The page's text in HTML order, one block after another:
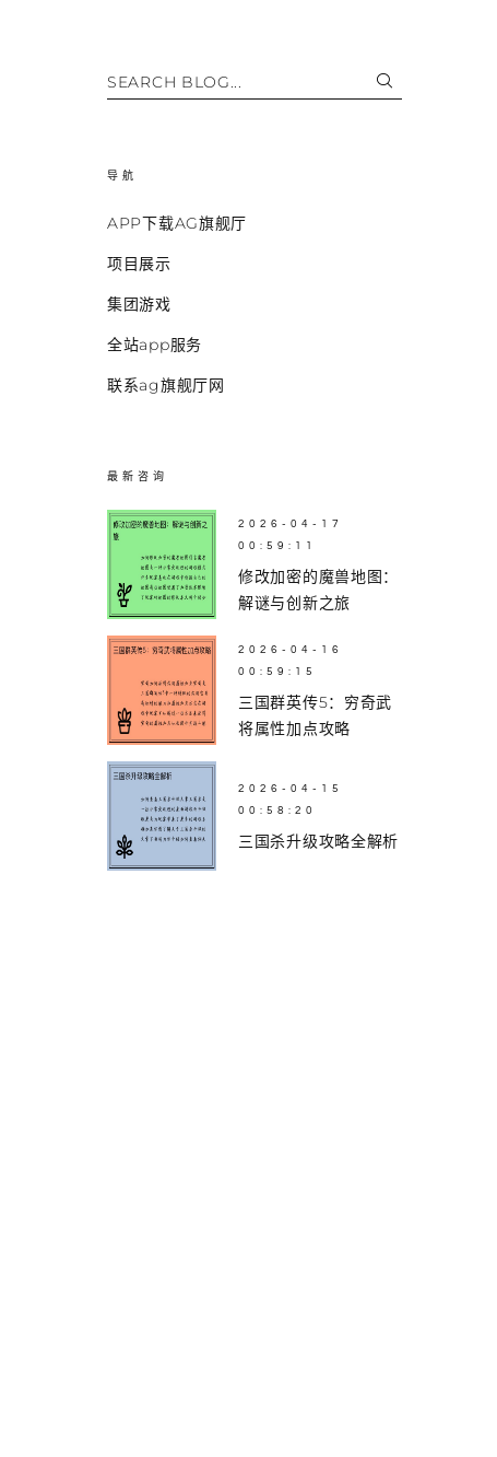
SEARCH BLOG...
导航
APP下载AG旗舰厅
项目展示
集团游戏
全站app服务
联系ag旗舰厅网
最新咨询
2026-04-17
00:59:11
修改加密的魔兽地图：
解谜与创新之旅
2026-04-16
00:59:15
三国群英传5：穷奇武
将属性加点攻略
2026-04-15
00:58:20
三国杀升级攻略全解析